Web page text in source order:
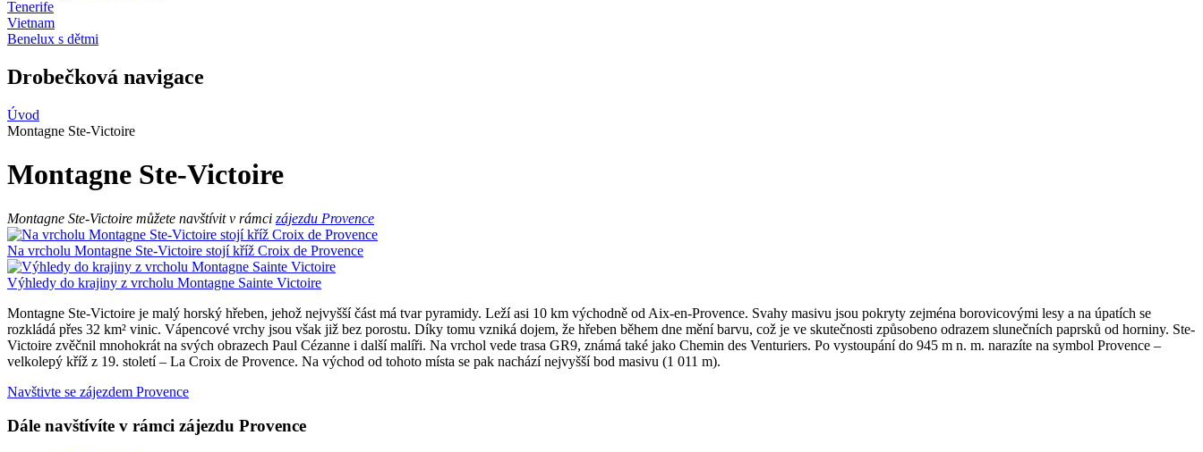
Tenerife
Vietnam
Benelux s dětmi
Drobečková navigace
Úvod
Montagne Ste-Victoire
Montagne Ste-Victoire
Montagne Ste-Victoire můžete navštívit v rámci zájezdu Provence
Na vrcholu Montagne Ste-Victoire stojí kříž Croix de Provence
Výhledy do krajiny z vrcholu Montagne Sainte Victoire
Montagne Ste-Victoire je malý horský hřeben, jehož nejvyšší část má tvar pyramidy. Leží asi 10 km východně od Aix-en-Provence. Svahy masivu jsou pokryty zejména borovicovými lesy a na úpatích se
rozkládá přes 32 km² vinic. Vápencové vrchy jsou však již bez porostu. Díky tomu vzniká dojem, že hřeben během dne mění barvu, což je ve skutečnosti způsobeno odrazem slunečních paprsků od horniny. Ste-
Victoire zvěčnil mnohokrát na svých obrazech Paul Cézanne i další malíři. Na vrchol vede trasa GR9, známá také jako Chemin des Venturiers. Po vystoupání do 945 m n. m. narazíte na symbol Provence –
velkolepý kříž z 19. století – La Croix de Provence. Na východ od tohoto místa se pak nachází nejvyšší bod masivu (1 011 m).
Navštivte se zájezdem Provence
Dále navštívíte v rámci zájezdu Provence